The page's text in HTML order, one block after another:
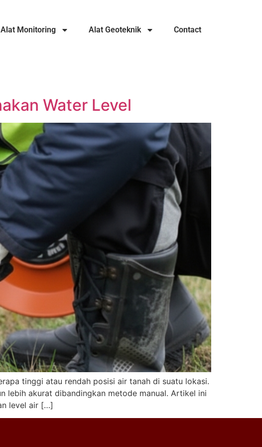
Alat Monitoring Alat Geoteknik Contact
Water Level
tinggi atau rendah posisi air tanah di suatu lokasi.
lebih akurat dibandingkan metode manual. Artikel ini
level air […]